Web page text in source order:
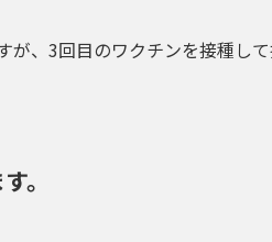
が、3回目のワクチンを接種し
。